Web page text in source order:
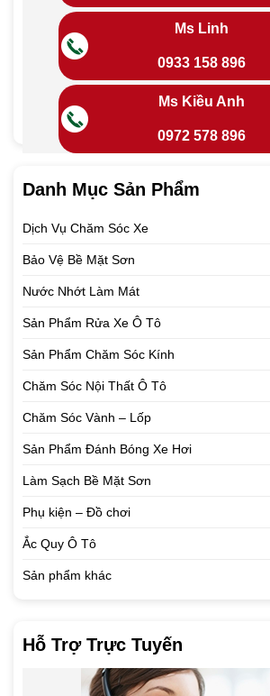
Ms Linh
0933 158 896
Ms Kiều Anh
0972 578 896
Danh Mục Sản Phẩm
Dịch Vụ Chăm Sóc Xe
Bảo Vệ Bề Mặt Sơn
Nước Nhớt Làm Mát
Sản Phẩm Rửa Xe Ô Tô
Sản Phẩm Chăm Sóc Kính
Chăm Sóc Nội Thất Ô Tô
Chăm Sóc Vành – Lốp
Sản Phẩm Đánh Bóng Xe Hơi
Làm Sạch Bề Mặt Sơn
Phụ kiện – Đồ chơi
Ắc Quy Ô Tô
Sản phẩm khác
Hỗ Trợ Trực Tuyến